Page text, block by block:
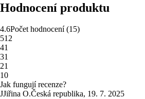
Hodnocení produktu
4.6Počet hodnocení(15)
512
41
31
21
10
Jak fungují recenze?
JJiřina O.Česká republika, 19. 7. 2025